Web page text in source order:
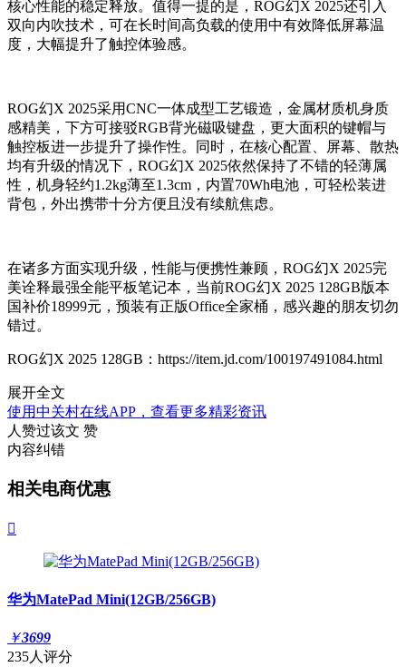
核心性能的稳定释放。值得一提的是，ROG幻X 2025还引入
双向内吹技术，可在长时间高负载的使用中有效降低屏幕温
度，大幅提升了触控体验感。
ROG幻X 2025采用CNC一体成型工艺锻造，金属材质机身质
感精美，下方可接驳RGB背光磁吸键盘，更大面积的键帽与
触控板进一步提升了操作性。同时，在核心配置、屏幕、散热
均有升级的情况下，ROG幻X 2025依然保持了不错的轻薄属
性，机身轻约1.2kg薄至1.3cm，内置70Wh电池，可轻松装进
背包，外出携带十分方便且没有续航焦虑。
在诸多方面实现升级，性能与便携性兼顾，ROG幻X 2025完
美诠释最强全能平板笔记本，当前ROG幻X 2025 128GB版本
国补价18999元，预装有正版Office全家桶，感兴趣的朋友切勿
错过。
ROG幻X 2025 128GB：https://item.jd.com/100197491084.html
展开全文
使用中关村在线APP，查看更多精彩资讯
人赞过该文 赞
内容纠错
相关电商优惠

华为MatePad Mini(12GB/256GB)
￥3699
235人评分